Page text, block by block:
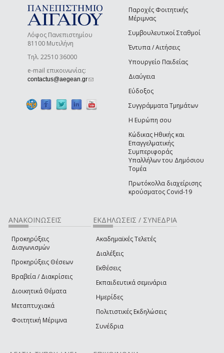
Λόφος Πανεπιστημίου
81100 Μυτιλήνη
Τηλ. 22510 36000
e-mail επικοινωνίας:
contactus@aegean.gr(link sends e-mail)
Παροχές Φοιτητικής
Μέριμνας
Συμβουλευτικοί Σταθμοί
Έντυπα / Αιτήσεις
Υπουργείο Παιδείας
Διαύγεια
Εύδοξος
Συγγράμματα Τμημάτων
Η Ευρώπη σου
Κώδικας Ηθικής και
Επαγγελματικής
Συμπεριφοράς
Υπαλλήλων του Δημόσιου
Τομέα
Πρωτόκολλα διαχείρισης
κρούσματος Covid-19
ΑΝΑΚΟΙΝΩΣΕΙΣ
Προκηρύξεις
Διαγωνισμών
Προκηρύξεις Θέσεων
Βραβεία / Διακρίσεις
Διοικητικά Θέματα
Μεταπτυχιακά
Φοιτητική Μέριμνα
ΕΚΔΗΛΩΣΕΙΣ / ΣΥΝΕΔΡΙΑ
Ακαδημαϊκές Τελετές
Διαλέξεις
Εκθέσεις
Εκπαιδευτικά σεμινάρια
Ημερίδες
Πολιτιστικές Εκδηλώσεις
Συνέδρια